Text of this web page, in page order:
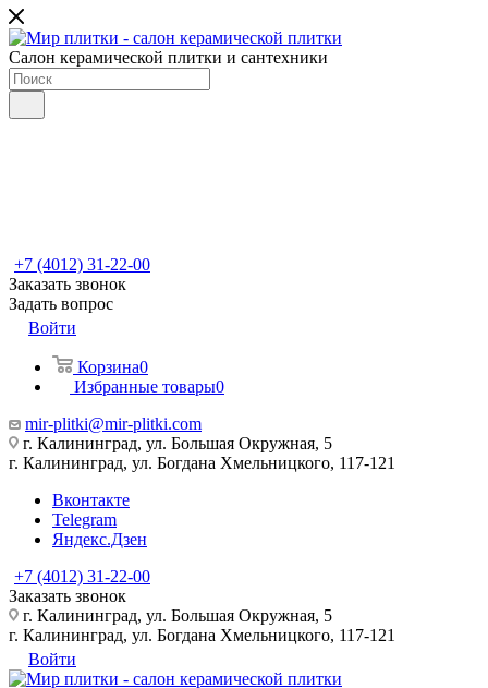
Салон керамической плитки и сантехники
+7 (4012) 31-22-00
Заказать звонок
Задать вопрос
Войти
Корзина0
Избранные товары0
mir-plitki@mir-plitki.com
г. Калининград, ул. Большая Окружная, 5
г. Калининград, ул. Богдана Хмельницкого, 117-121
Вконтакте
Telegram
Яндекс.Дзен
+7 (4012) 31-22-00
Заказать звонок
г. Калининград, ул. Большая Окружная, 5
г. Калининград, ул. Богдана Хмельницкого, 117-121
Войти